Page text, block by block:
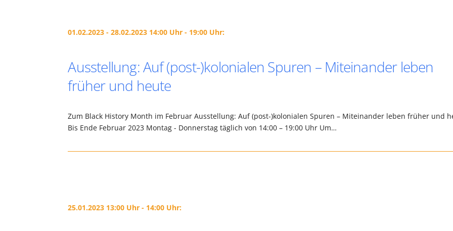
01.02.2023 - 28.02.2023 14:00 Uhr - 19:00 Uhr:
Ausstellung: Auf (post-)kolonialen Spuren – Miteinander leben
früher und heute
Zum Black History Month im Februar Ausstellung: Auf (post-)kolonialen Spuren – Miteinander leben früher und
Bis Ende Februar 2023 Montag - Donnerstag täglich von 14:00 – 19:00 Uhr Um…
25.01.2023 13:00 Uhr - 14:00 Uhr: